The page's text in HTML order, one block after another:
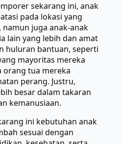
sekarang ini, anak
pada lokasi yang
juga anak-anak
lain yang lebih dan amat
huluran bantuan, seperti
mayoritas mereka
orang tua mereka
perang. Justru,
besar dalam takaran
kemanusiaan.
ini kebutuhan anak
sesuai dengan